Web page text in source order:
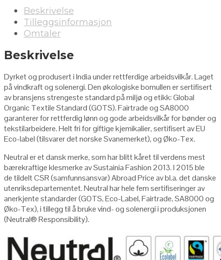
Beskrivelse
Tilleggsinformasjon
Omtaler
Beskrivelse
Dyrket og produsert i India under rettferdige arbeidsvilkår. Laget
på vindkraft og solenergi. Den økologiske bomullen er sertifisert
av bransjens strengeste standard på miljø og etikk: Global
Organic Textile Standard (GOTS). Fairtrade og SA8000
garanterer for rettferdig lønn og gode arbeidsvilkår for bønder og
tekstilarbeidere. Helt fri for giftige kjemikalier, sertifisert av EU
Eco-label (tilsvarer det norske Svanemerket), og Øko-Tex.
Neutral er et dansk merke, som har blitt kåret til verdens mest
bærekraftige klesmerke av Sustainia Fashion 2013. I 2015 ble
de tildelt CSR (samfunnsansvar) Abroad Price av bl.a. det danske
utenriksdepartementet. Neutral har hele fem sertifiseringer av
anerkjente standarder (GOTS, Eco-Label, Fairtrade, SA8000 og
Øko-Tex), i tillegg til å bruke vind- og solenergi i produksjonen
(Neutral®Responsibility).